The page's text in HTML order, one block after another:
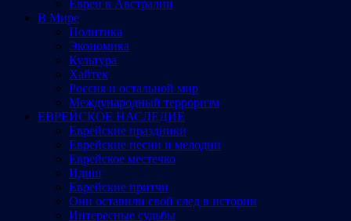
Евреи в Австралии
В Мире
Политика
Экономика
Культура
Хайтек
Россия и остальной мир
Международный терроризм
ЕВРЕЙСКОЕ НАСЛЕДИЕ
Еврейские праздники
Еврейские песни и мелодии
Еврейское местечко
Идиш
Еврейские притчи
Они оставили свой след в истории
Интересные судьбы